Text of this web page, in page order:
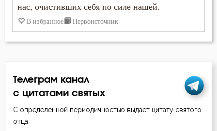
Будущее
Вера
Исаак Сирин Ниневийский
Лев Оптинский (Наголкин)
Моисей Оптинский (Путилов)
Никодим Святогорец
нас, очистивших себя по силе нашей.
В избранное Первоисточник
Телеграм канал
с цитатами святых
С определенной периодичностью выдает цитату святого
отца